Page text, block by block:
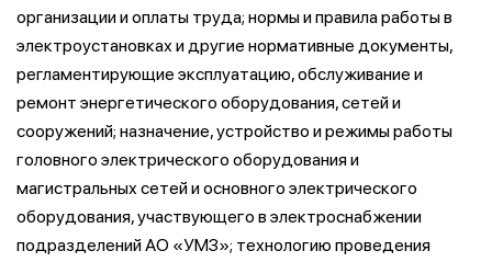
организации и оплаты труда; нормы и правила работы в
электроустановках и другие нормативные документы,
регламентирующие эксплуатацию, обслуживание и
ремонт энергетического оборудования, сетей и
сооружений; назначение, устройство и режимы работы
головного электрического оборудования и
магистральных сетей и основного электрического
оборудования, участвующего в электроснабжении
подразделений АО «УМЗ»; технологию проведения